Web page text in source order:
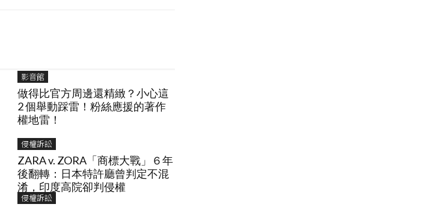
影音館
做得比官方周邊還精緻？小心這
2 個舉動踩雷！粉絲應援的著作
權地雷！
侵權訴訟
ZARA v. ZORA「商標大戰」６年
後翻轉：日本特許廳曾判定不混
淆，印度高院卻判侵權
侵權訴訟